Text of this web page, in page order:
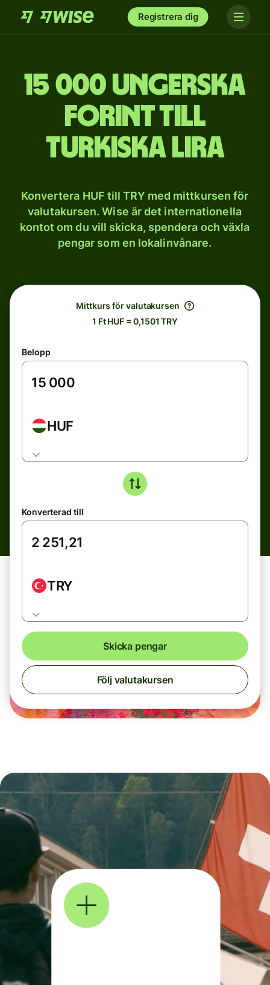
Registrera dig
15 000 ungerska
forint till
turkiska lira
Konvertera HUF till TRY med mittkursen för
valutakursen. Wise är det internationella
kontot om du vill skicka, spendera och växla
pengar som en lokalinvånare.
Mittkurs för valutakursen
1 Ft HUF = 0,1501 TRY
Belopp
HUF
Konverterad till
TRY
Skicka pengar
Följ valutakursen